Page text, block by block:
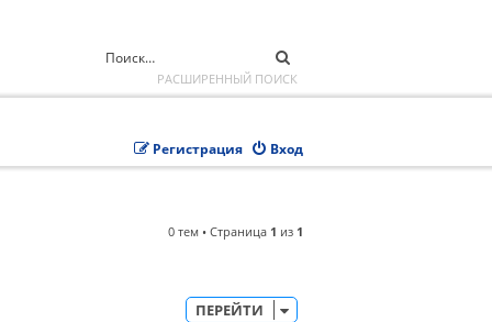
РАСШИРЕННЫЙ ПОИСК
Вход
Регистрация
0 тем • Страница 1 из 1
ПЕРЕЙТИ